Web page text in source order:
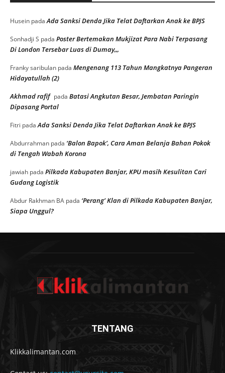
Husein padaAda Sanksi Denda Jika Telat Daftarkan Anak ke BPJS
Sonhadji S pada Poster Bertemakan Mukjizat Para Nabi Terpasang
Di London Tersebar Luas di Dumay,,,
Franky saribulan pada Mengenang 113 Tahun Mangkatnya Pangeran
Hidayatullah (2)
Akhmad rafif pada Batasi Angkutan Besar, Jembatan Paringin
Dipasang Portal
Fitri padaAda Sanksi Denda Jika Telat Daftarkan Anak ke BPJS
Abdurrahman pada ‘Balon Bapok’, Cara Aman Belanja Bahan Pokok
di Tengah Wabah Korona
jawiah pada Pilkada Kabupaten Banjar, KPU masih Kesulitan Cari
Gudang Logistik
Abdur Rakhman BA pada ‘Perang’ Klan di Pilkada Kabupaten Banjar,
Siapa Unggul?
TENTANG
Klikkalimantan.com